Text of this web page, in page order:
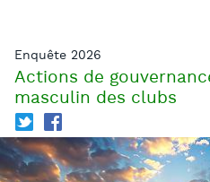
Enquête 2026
Actions de
masculin des clubs
T f